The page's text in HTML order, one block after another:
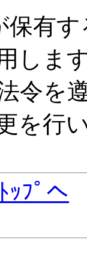
保有
しま
令を
を行
ｯﾌﾟへ